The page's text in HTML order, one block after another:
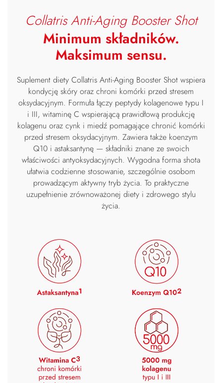
Collatris Anti-Aging Booster Shot
Minimum składników.
Maksimum sensu.
Suplement diety Collatris Anti-Aging Booster Shot wspiera
kondycję skóry oraz chroni komórki przed stresem
oksydacyjnym. Formuła łączy peptydy kolagenowe typu I
i III, witaminę C wspierającą prawidłową produkcję
kolagenu oraz cynk i miedź pomagające chronić komórki
przed stresem oksydacyjnym. Zawiera także koenzym
Q10 i astaksantynę — składniki znane ze swoich
właściwości antyoksydacyjnych. Wygodna forma shota
ułatwia codzienne stosowanie, szczególnie osobom
prowadzącym aktywny tryb życia. To praktyczne
uzupełnienie zrównoważonej diety i zdrowego stylu
życia.